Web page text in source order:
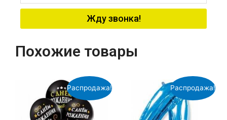
Жду звонка!
Похожие товары
Распродажа! Распродажа!